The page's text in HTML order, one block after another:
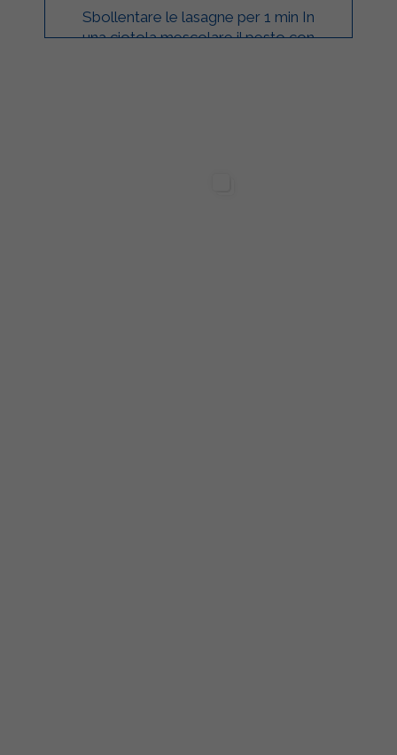
Sbollentare le lasagne per 1 min In
una ciotola mescolare il pesto con